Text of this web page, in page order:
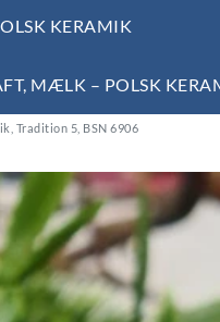
KERAMIK
MÆLK – POLSK
Tradition 5, BSN 6906